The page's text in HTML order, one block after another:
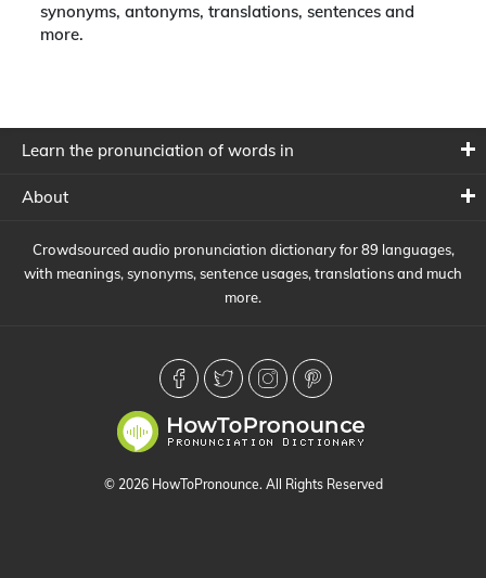
synonyms, antonyms, translations, sentences and
more.
Learn the pronunciation of words in
About
Crowdsourced audio pronunciation dictionary for 89 languages,
with meanings, synonyms, sentence usages, translations and much
more.
© 2026 HowToPronounce. All Rights Reserved